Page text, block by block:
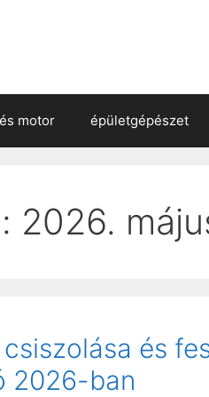
motor épületgépészet
2026.
és
2026-ban